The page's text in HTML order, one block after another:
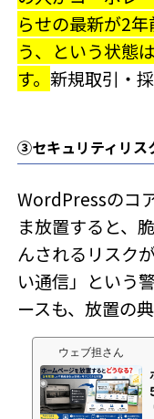
らせの最新が2
う、という状態
す。新規取引・
③セキュリティリス
WordPressのコ
ま放置すると、
んされるリスク
い通信」という
ースも、放置の
ウェブ担さん